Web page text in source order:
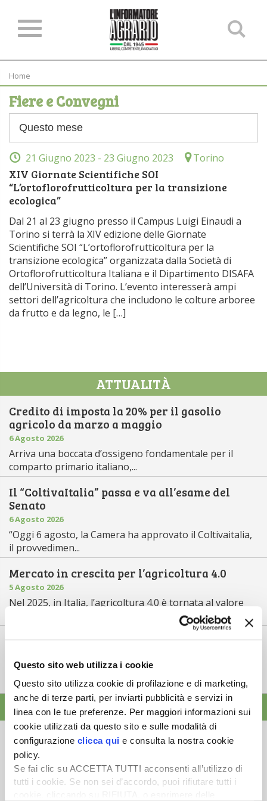
Questo sito web utilizza i cookie
Questo sito utilizza cookie di profilazione e di marketing,
anche di terze parti, per inviarti pubblicità e servizi in
linea con le tue preferenze. Per maggiori informazioni sui
cookie utilizzati da questo sito e sulle modalità di
configurazione clicca qui e consulta la nostra cookie
policy.
Se fai clic su ACCETTA TUTTI acconsenti all’utilizzo di
tutti i cookie. Se non sei d’accordo, puoi rifiutare tutti i
Home
Fiere e Convegni
21 Giugno 2023 - 23 Giugno 2023 Torino
XIV Giornate Scientifiche SOI
“L’ortoflorofrutticoltura per la transizione
ecologica”
Dal 21 al 23 giugno presso il Campus Luigi Einaudi a
Torino si terrà la XIV edizione delle Giornate
Scientifiche SOI “L’ortoflorofrutticoltura per la
transizione ecologica” organizzata dalla Società di
Ortoflorofrutticoltura Italiana e il Dipartimento DISAFA
dell’Università di Torino. L’evento interesserà ampi
settori dell’agricoltura che includono le colture arboree
da frutto e da legno, le […]
ATTUALITÀ
Credito di imposta la 20% per il gasolio
agricolo da marzo a maggio
6 Agosto 2026
Arriva una boccata d’ossigeno fondamentale per il
comparto primario italiano,...
Il “ColtivaItalia” passa e va all’esame del
Senato
6 Agosto 2026
“Oggi 6 agosto, la Camera ha approvato il Coltivaitalia,
il provvedimen...
Mercato in crescita per l’agricoltura 4.0
5 Agosto 2026
Nel 2025, in Italia, l’agricoltura 4.0 è tornata al valore
Saldi Pac: ogni anno entro fine gennaio
L’erogazione dei pagamenti della Pac in base a una
tempistica predefinita e r...
ALTRE NEWS
Newsletter